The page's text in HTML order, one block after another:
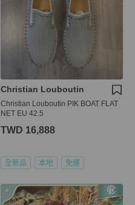
Christian Louboutin
Christian Louboutin PIK BOAT FLAT
NET EU 42.5
TWD 16,888
全新品 本地 免運